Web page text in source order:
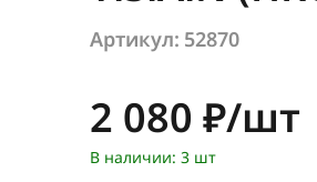
Артикул: 52870
Цена:
2 080 ₽/шт
В наличии: 3 шт